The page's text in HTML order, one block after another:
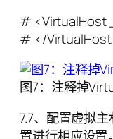
# <VirtualHost
# </
图7：注释掉
7.7、配置虚拟
置进行相应设置